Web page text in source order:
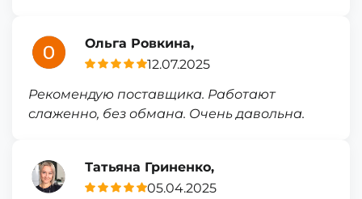
Ольга Ровкина,
12.07.2025
Рекомендую поставщика. Работают
слаженно, без обмана. Очень давольна.
Татьяна Гриненко,
05.04.2025